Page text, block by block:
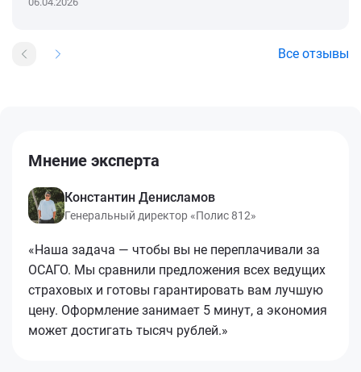
Все отзывы
Мнение эксперта
Константин Денисламов
Генеральный директор «Полис 812»
«Наша задача — чтобы вы не переплачивали за
ОСАГО. Мы сравнили предложения всех ведущих
страховых и готовы гарантировать вам лучшую
цену. Оформление занимает 5 минут, а экономия
может достигать тысяч рублей.»